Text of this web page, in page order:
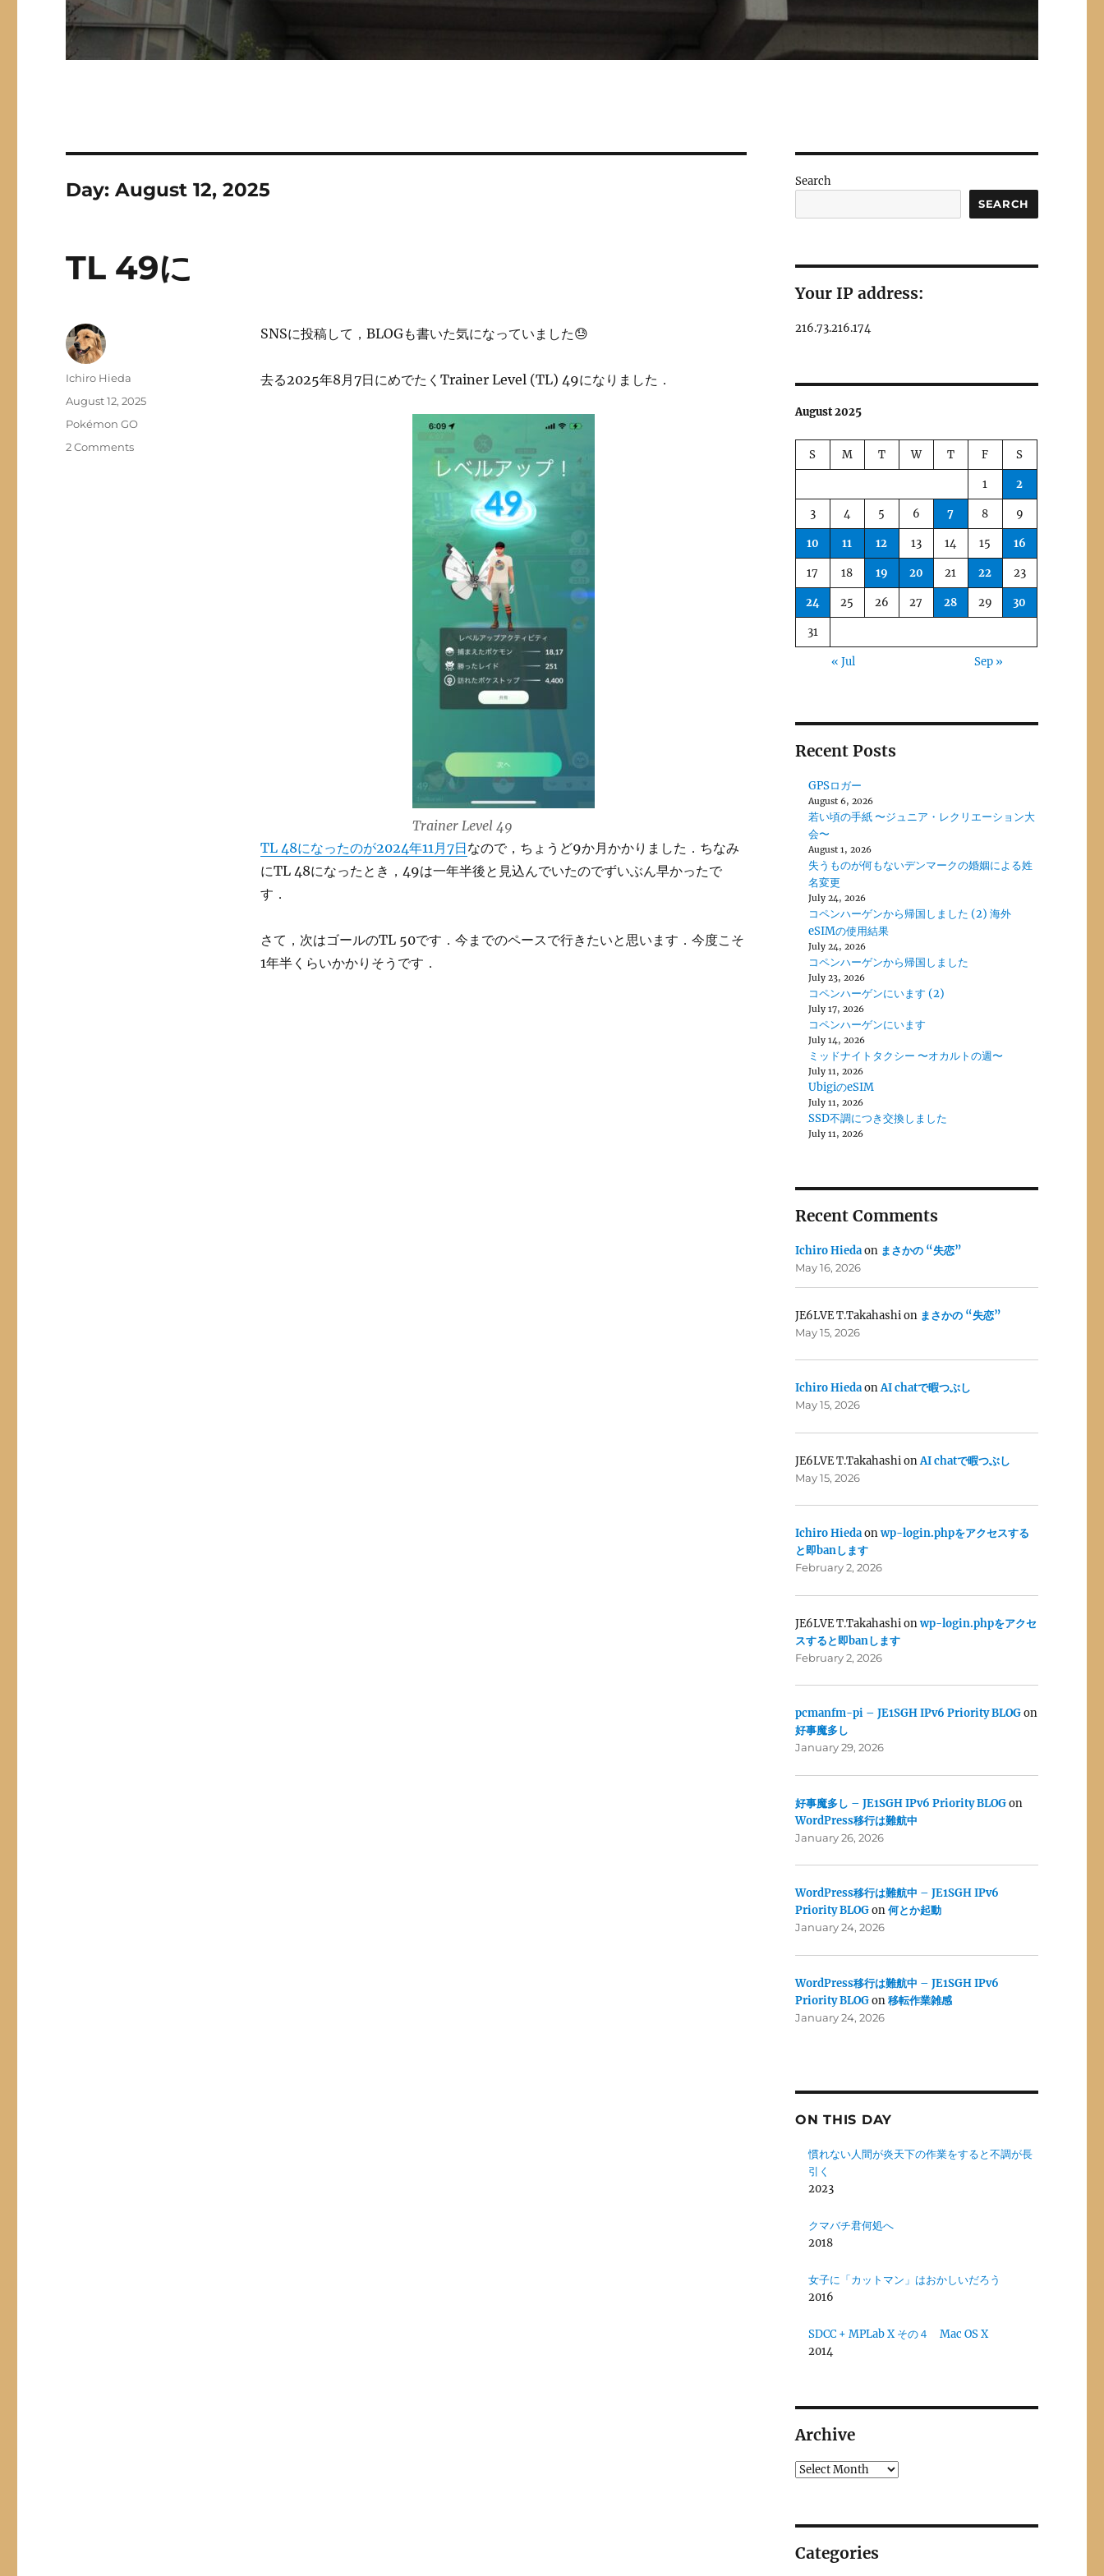
Day:August 12, 2025
TL 49に
SNSに投稿して，BLOGも書いた気になっていました😓
去る2025年8月7日にめでたくTrainer Level (TL) 49になりました．
Trainer Level 49
TL 48になったのが2024年11月7日なので，ちょうど9か月かかりました．ちなみ
にTL 48になったとき，49は一年半後と見込んでいたのでずいぶん早かったで
す．
さて，次はゴールのTL 50です．今までのペースで行きたいと思います．今度こそ
1年半くらいかかりそうです．
Author
Ichiro Hieda
Posted
August 12, 2025
Categories
Pokémon GO
2 Commentson
Search
SEARCH
Your IP address:
216.73.216.174
August 2025
S M T W T F S
1 2
3 4 5 6 7 8 9
10 11 12 13 14 15 16
17 18 19 20 21 22 23
24 25 26 27 28 29 30
31
« Jul Sep »
Recent Posts
GPSロガー
August 6, 2026
若い頃の手紙 〜ジュニア・レクリエーション大
会〜
August 1, 2026
失うものが何もないデンマークの婚姻による姓
名変更
July 24, 2026
コペンハーゲンから帰国しました (2) 海外
eSIMの使用結果
July 24, 2026
コペンハーゲンから帰国しました
July 23, 2026
コペンハーゲンにいます (2)
July 17, 2026
コペンハーゲンにいます
July 14, 2026
ミッドナイトタクシー 〜オカルトの週〜
July 11, 2026
UbigiのeSIM
July 11, 2026
SSD不調につき交換しました
July 11, 2026
Recent Comments
Ichiro Hiedaon まさかの “失恋”
May 16, 2026
JE6LVE T.Takahashion まさかの “失恋”
May 15, 2026
Ichiro HiedaonAI chatで暇つぶし
May 15, 2026
JE6LVE T.TakahashionAI chatで暇つぶし
May 15, 2026
Ichiro Hiedaonwp-login.phpをアクセスする
と即banします
February 2, 2026
JE6LVE T.Takahashionwp-login.phpをアクセ
スすると即banします
February 2, 2026
pcmanfm-pi – JE1SGH IPv6 Priority BLOGon
好事魔多し
January 29, 2026
好事魔多し – JE1SGH IPv6 Priority BLOGon
WordPress移行は難航中
January 26, 2026
WordPress移行は難航中 – JE1SGH IPv6
Priority BLOGon何とか起動
January 24, 2026
WordPress移行は難航中 – JE1SGH IPv6
Priority BLOGon移転作業雑感
January 24, 2026
ON THIS DAY
慣れない人間が炎天下の作業をすると不調が長
引く
2023
クマバチ君何処へ
2018
女子に「カットマン」はおかしいだろう
2016
SDCC + MPLab X その４ Mac OS X
2014
Archive
Archives
Categories